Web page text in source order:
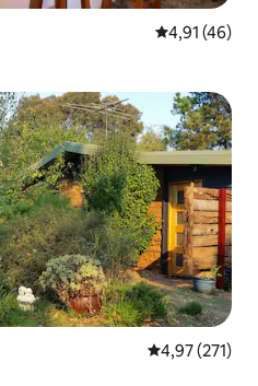
Gemiddelde
4,91 (46)
Gemiddelde
4,97 (271)